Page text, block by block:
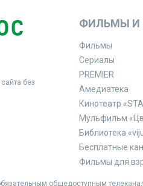
без
ФИЛЬМЫ И
Фильмы
Сериалы
PREMIER
Амедиатека
Кинотеатр
Мульфильм
Библиотека
Бесплатные
Фильмы для
общедоступным